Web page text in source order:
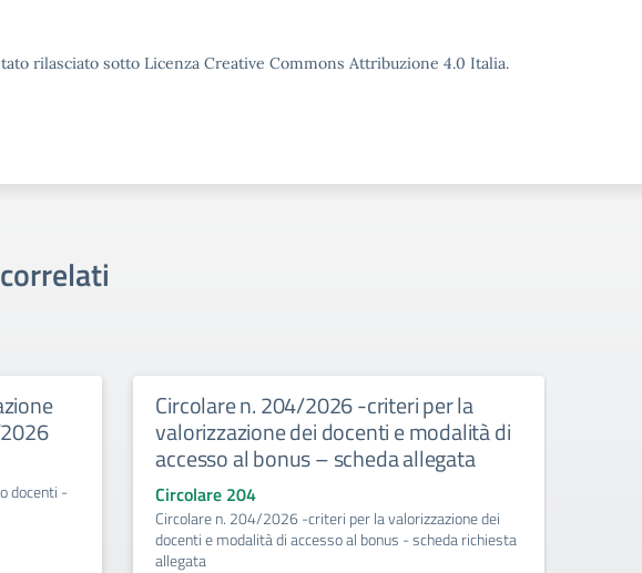
rilasciato sotto Licenza Creative Commons Attribuzione 4.0 Italia.
docenti -
Circolare n. 204/2026 -criteri per la
valorizzazione dei docenti e modalità di
accesso al bonus – scheda allegata
Circolare 204
Circolare n. 204/2026 -criteri per la valorizzazione dei
docenti e modalità di accesso al bonus - scheda richiesta
allegata